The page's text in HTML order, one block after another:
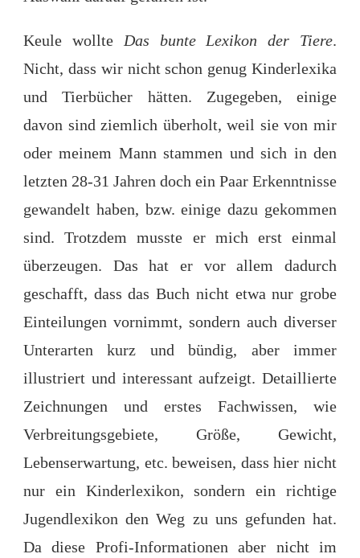
Keule wollte Das bunte Lexikon der Tiere.
Nicht, dass wir nicht schon genug Kinderlexika
und Tierbücher hätten. Zugegeben, einige
davon sind ziemlich überholt, weil sie von mir
oder meinem Mann stammen und sich in den
letzten 28-31 Jahren doch ein Paar Erkenntnisse
gewandelt haben, bzw. einige dazu gekommen
sind. Trotzdem musste er mich erst einmal
überzeugen. Das hat er vor allem dadurch
geschafft, dass das Buch nicht etwa nur grobe
Einteilungen vornimmt, sondern auch diverser
Unterarten kurz und bündig, aber immer
illustriert und interessant aufzeigt. Detaillierte
Zeichnungen und erstes Fachwissen, wie
Verbreitungsgebiete, Größe, Gewicht,
Lebenserwartung, etc. beweisen, dass hier nicht
nur ein Kinderlexikon, sondern ein richtige
Jugendlexikon den Weg zu uns gefunden hat.
Da diese Profi-Informationen aber nicht im